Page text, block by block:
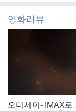
영화리뷰